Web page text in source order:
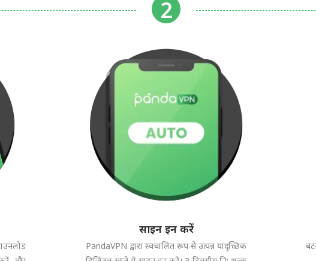
साइन इन करें
PandaVPN द्वारा स्वचालित रूप से उत्पन्न यादृच्छिक